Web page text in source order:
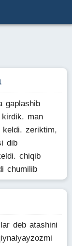
gaplashib
man
zeriktim,
dib
chiqib
chumilib
deb atashini